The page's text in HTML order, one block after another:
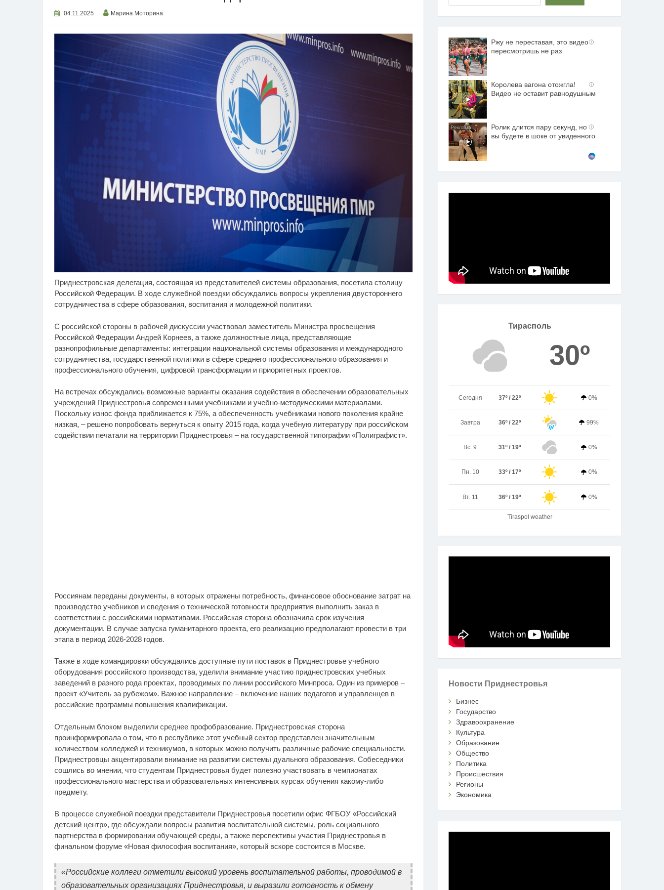
04.11.2025 Марина Моторина
Приднестровская делегация, состоящая из представителей системы образования, посетила столицу
Российской Федерации. В ходе служебной поездки обсуждались вопросы укрепления двустороннего
сотрудничества в сфере образования, воспитания и молодежной политики.
С российской стороны в рабочей дискуссии участвовал заместитель Министра просвещения
Российской Федерации Андрей Корнеев, а также должностные лица, представляющие
разнопрофильные департаменты: интеграции национальной системы образования и международного
сотрудничества, государственной политики в сфере среднего профессионального образования и
профессионального обучения, цифровой трансформации и приоритетных проектов.
На встречах обсуждались возможные варианты оказания содействия в обеспечении образовательных
учреждений Приднестровья современными учебниками и учебно-методическими материалами.
Поскольку износ фонда приближается к 75%, а обеспеченность учебниками нового поколения крайне
низкая, – решено попробовать вернуться к опыту 2015 года, когда учебную литературу при российском
содействии печатали на территории Приднестровья – на государственной типографии «Полиграфист».
Россиянам переданы документы, в которых отражены потребность, финансовое обоснование затрат на
производство учебников и сведения о технической готовности предприятия выполнить заказ в
соответствии с российскими нормативами. Российская сторона обозначила срок изучения
документации. В случае запуска гуманитарного проекта, его реализацию предполагают провести в три
этапа в период 2026-2028 годов.
Также в ходе командировки обсуждались доступные пути поставок в Приднестровье учебного
оборудования российского производства, уделили внимание участию приднестровских учебных
заведений в разного рода проектах, проводимых по линии российского Минпроса. Один из примеров –
проект «Учитель за рубежом». Важное направление – включение наших педагогов и управленцев в
российские программы повышения квалификации.
Отдельным блоком выделили среднее профобразование. Приднестровская сторона
проинформировала о том, что в республике этот учебный сектор представлен значительным
количеством колледжей и техникумов, в которых можно получить различные рабочие специальности.
Приднестровцы акцентировали внимание на развитии системы дуального образования. Собеседники
сошлись во мнении, что студентам Приднестровья будет полезно участвовать в чемпионатах
профессионального мастерства и образовательных интенсивных курсах обучения какому-либо
предмету.
В процессе служебной поездки представители Приднестровья посетили офис ФГБОУ «Российский
детский центр», где обсуждали вопросы развития воспитательной системы, роль социального
партнерства в формировании обучающей среды, а также перспективы участия Приднестровья в
финальном форуме «Новая философия воспитания», который вскоре состоится в Москве.
«Российские коллеги отметили высокий уровень воспитательной работы, проводимой в
образовательных организациях Приднестровья, и выразили готовность к обмену
i
Ржу не переставая, это видео
пересмотришь не раз
i
Королева вагона отожгла!
Видео не оставит равнодушным
i
Ролик длится пару секунд, но
вы будете в шоке от увиденного
Тирасполь
30º
Сегодня 37º / 22º 0%
Завтра 36º / 22º 99%
Вс. 9 31º / 19º 0%
Пн. 10 33º / 17º 0%
Вт. 11 36º / 19º 0%
Tiraspol weather
Новости Приднестровья
Бизнес
Государство
Здравоохранение
Культура
Образование
Общество
Политика
Происшествия
Регионы
Экономика
i
Ржу не переставая, это
видео пересмотришь не
раз
i
Королева вагона
отожгла! Видео не
оставит равнодушным
i
Ролик из Омска: вы
будете смеяться долго